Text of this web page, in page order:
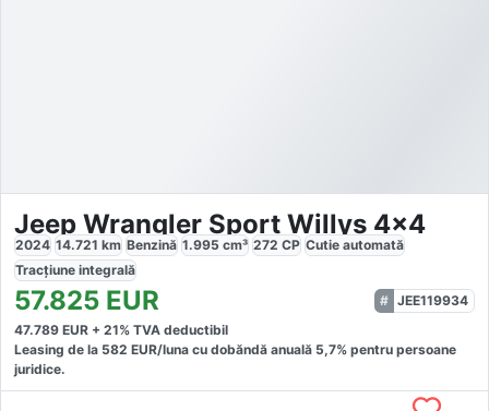
Jeep Wrangler Sport Willys 4x4
2024 14.721 km Benzină 1.995 cm³ 272 CP Cutie automată
Tracțiune integrală
57.825 EUR
JEE119934
47.789 EUR + 21% TVA deductibil
Leasing de la 582 EUR/luna cu dobăndă anuală 5,7% pentru persoane
juridice.